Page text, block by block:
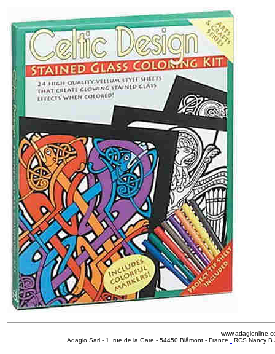
Adagio Sarl - 1, rue de la Gare - 54450 Blâmont - France
RCS Nancy B